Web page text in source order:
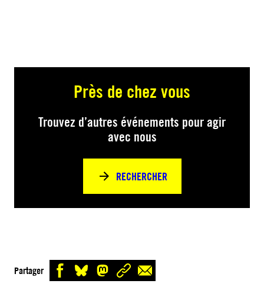
Près de chez vous
Trouvez d’autres événements pour agir
avec nous
RECHERCHER
Partager